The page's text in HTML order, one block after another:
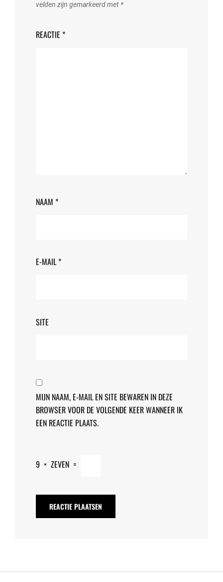
velden zijn gemarkeerd met *
REACTIE *
NAAM *
E-MAIL*
SITE
MIJN NAAM, E-MAIL EN SITE BEWAREN IN DEZE
BROWSER VOOR DE VOLGENDE KEER WANNEER IK
EEN REACTIE PLAATS.
9 × ZEVEN =